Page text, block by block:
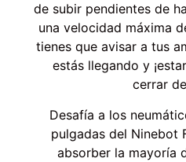
de subir pendientes de
una velocidad máxima
tienes que avisar a tus
estás llegando y
cerrar
Desafía a los
pulgadas del Ninebot
absorber la mayoría